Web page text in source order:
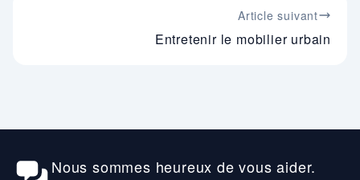
Article suivant
Entretenir le mobilier urbain
Nous sommes heureux de vous aider.